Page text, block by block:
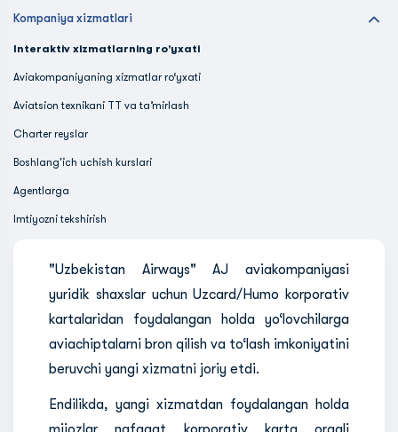
Kompaniya xizmatlari
Interaktiv xizmatlarning ro'yxati
Aviakompaniyaning xizmatlar ro‘yxati
Aviatsion texnikani TT va ta’mirlash
Charter reyslar
Boshlang'ich uchish kurslari
Agentlarga
Imtiyozni tekshirish
"Uzbekistan Airways" AJ aviakompaniyasi
yuridik shaxslar uchun Uzcard/Humo korporativ
kartalaridan foydalangan holda yo‘lovchilarga
aviachiptalarni bron qilish va to‘lash imkoniyatini
beruvchi yangi xizmatni joriy etdi.
Endilikda, yangi xizmatdan foydalangan holda